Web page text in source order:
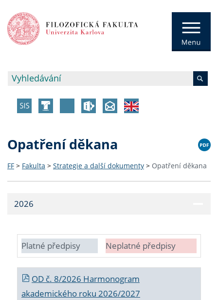
Opatření děkana
FF > Fakulta > Strategie a další dokumenty > Opatření děkana
2026
Platné předpisy Neplatné předpisy
OD č. 8/2026 Harmonogram
akademického roku 2026/2027